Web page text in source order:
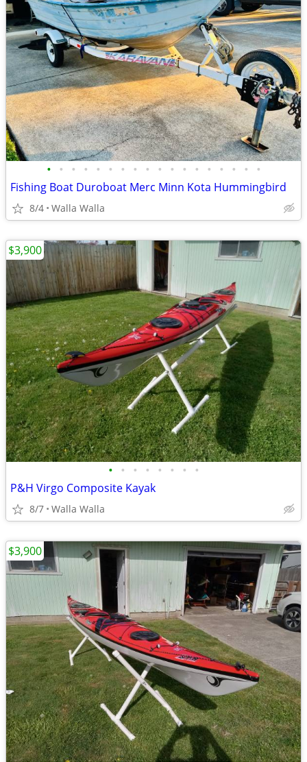
• • • • • • • • • • • • • • • • • •
Fishing Boat Duroboat Merc Minn Kota Hummingbird
8/4 Walla Walla
• • • • • • • •
P&H Virgo Composite Kayak
8/7 Walla Walla
$3,900
$3,900